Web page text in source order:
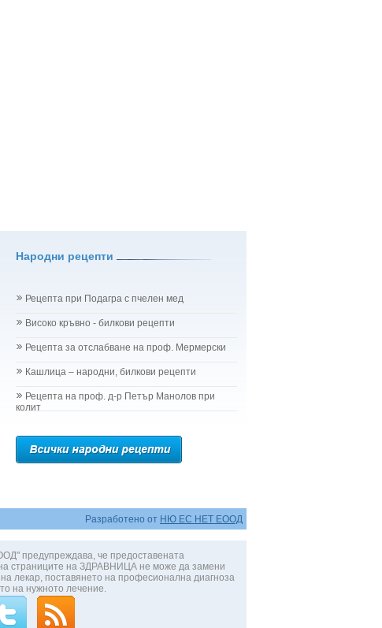
Народни рецепти
Рецепта при Подагра с пчелен мед
Високо кръвно - билкови рецепти
Рецепта за отслабване на проф. Мермерски
Кашлица – народни, билкови рецепти
Рецепта на проф. д-р Петър Манолов при
колит
Разработено от НЮ ЕС НЕТ ЕООД
предупреждава, че предоставената
страниците на ЗДРАВНИЦА не може да замени
лекар, поставянето на професионална диагноза
на нужното лечение.